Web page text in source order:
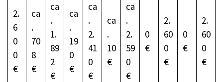
2.
6
0
0
€
ca
.
70
8
€
ca
.
1.
89
2
€
ca
.
19
0
€
ca
.
2.
41
0
€
ca
.
10
€
ca
.
2.
59
0
€
0
€
2.
60
0
€
0
€
2.
60
0
€